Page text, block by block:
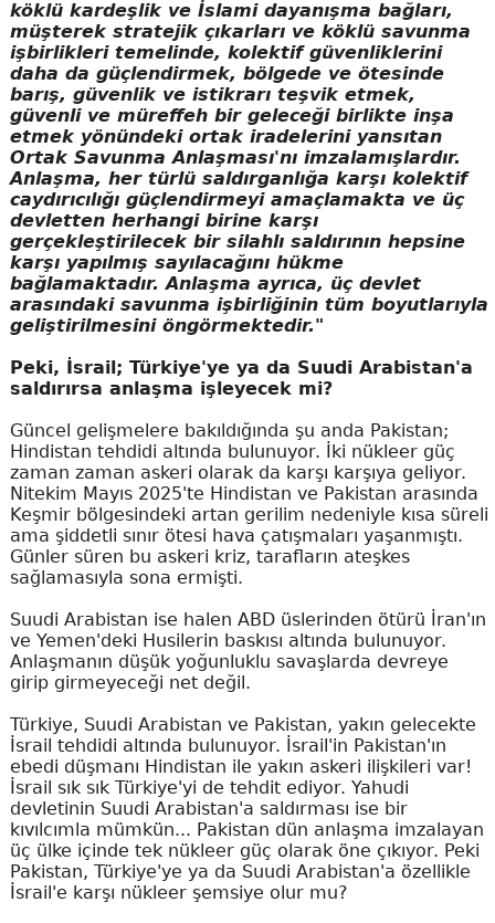
köklü kardeşlik ve İslami dayanışma bağları,
müşterek stratejik çıkarları ve köklü savunma
işbirlikleri temelinde, kolektif güvenliklerini
daha da güçlendirmek, bölgede ve ötesinde
barış, güvenlik ve istikrarı teşvik etmek,
güvenli ve müreffeh bir geleceği birlikte inşa
etmek yönündeki ortak iradelerini yansıtan
Ortak Savunma Anlaşması'nı imzalamışlardır.
Anlaşma, her türlü saldırganlığa karşı kolektif
caydırıcılığı güçlendirmeyi amaçlamakta ve üç
devletten herhangi birine karşı
gerçekleştirilecek bir silahlı saldırının hepsine
karşı yapılmış sayılacağını hükme
bağlamaktadır. Anlaşma ayrıca, üç devlet
arasındaki savunma işbirliğinin tüm boyutlarıyla
geliştirilmesini öngörmektedir."
Peki, İsrail; Türkiye'ye ya da Suudi Arabistan'a
saldırırsa anlaşma işleyecek mi?
Güncel gelişmelere bakıldığında şu anda Pakistan;
Hindistan tehdidi altında bulunuyor. İki nükleer güç
zaman zaman askeri olarak da karşı karşıya geliyor.
Nitekim Mayıs 2025'te Hindistan ve Pakistan arasında
Keşmir bölgesindeki artan gerilim nedeniyle kısa süreli
ama şiddetli sınır ötesi hava çatışmaları yaşanmıştı.
Günler süren bu askeri kriz, tarafların ateşkes
sağlamasıyla sona ermişti.
Suudi Arabistan ise halen ABD üslerinden ötürü İran'ın
ve Yemen'deki Husilerin baskısı altında bulunuyor.
Anlaşmanın düşük yoğunluklu savaşlarda devreye
girip girmeyeceği net değil.
Türkiye, Suudi Arabistan ve Pakistan, yakın gelecekte
İsrail tehdidi altında bulunuyor. İsrail'in Pakistan'ın
ebedi düşmanı Hindistan ile yakın askeri ilişkileri var!
İsrail sık sık Türkiye'yi de tehdit ediyor. Yahudi
devletinin Suudi Arabistan'a saldırması ise bir
kıvılcımla mümkün... Pakistan dün anlaşma imzalayan
üç ülke içinde tek nükleer güç olarak öne çıkıyor. Peki
Pakistan, Türkiye'ye ya da Suudi Arabistan'a özellikle
İsrail'e karşı nükleer şemsiye olur mu?